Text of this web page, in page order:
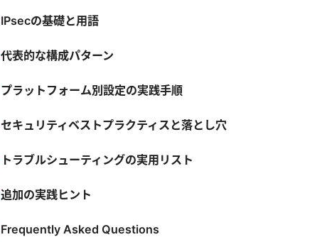
IPsecの基礎と用語
代表的な構成パターン
プラットフォーム別設定の実践手順
セキュリティベストプラクティスと落とし穴
トラブルシューティングの実用リスト
追加の実践ヒント
Frequently Asked Questions